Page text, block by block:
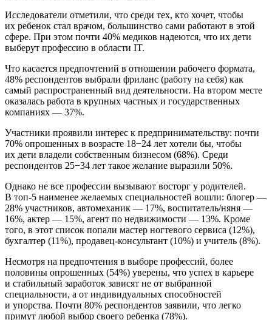
Исследователи отметили, что среди тех, кто хочет, чтобы
их ребенок стал врачом, большинство сами работают в этой
сфере. При этом почти 40% медиков надеются, что их дети
выберут профессию в области IT.
Что касается предпочтений в отношении рабочего формата,
48% респондентов выбрали фриланс (работу на себя) как
самый распространенный вид деятельности. На втором месте
оказалась работа в крупных частных и государственных
компаниях — 37%.
Участники проявили интерес к предпринимательству: почти
70% опрошенных в возрасте 18−24 лет хотели бы, чтобы
их дети владели собственным бизнесом (68%). Среди
респондентов 25−34 лет такое желание выразили 50%.
Однако не все профессии вызывают восторг у родителей.
В топ-5 наименее желаемых специальностей вошли: блогер —
28% участников, автомеханик — 17%, воспитатель/няня —
16%, актер — 15%, агент по недвижимости — 13%. Кроме
того, в этот список попали мастер ногтевого сервиса (12%),
бухгалтер (11%), продавец-консультант (10%) и учитель (8%).
Несмотря на предпочтения в выборе профессий, более
половины опрошенных (54%) уверены, что успех в карьере
и стабильный заработок зависят не от выбранной
специальности, а от индивидуальных способностей
и упорства. Почти 80% респондентов заявили, что легко
примут любой выбор своего ребенка (78%).